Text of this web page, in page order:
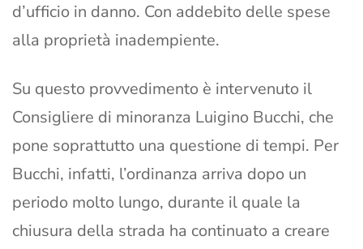
d’ufficio in danno. Con addebito delle spese
alla proprietà inadempiente.
Su questo provvedimento è intervenuto il
Consigliere di minoranza Luigino Bucchi, che
pone soprattutto una questione di tempi. Per
Bucchi, infatti, l’ordinanza arriva dopo un
periodo molto lungo, durante il quale la
chiusura della strada ha continuato a creare